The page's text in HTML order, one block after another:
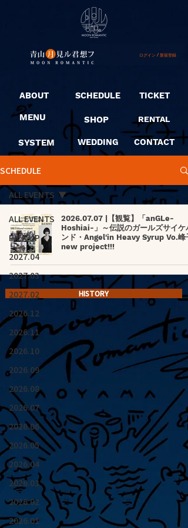
ログイン / 新規登録
ABOUT
MENU
SYSTEM
SCHEDULE
SHOP
WEDDING
TICKET
RENTAL
CONTACT
SCHEDULE
ALL EVENTS
PICK UP
2027.04
2027.03
2027.02
2026.12
2026.11
2026.10
2026.09
2026.08
2026.07
2026.06
2026.05
2026.04
2026.03
2026.02
2026.01
ALL EVENTS
2026.07.07 |【観覧】「anGLe-
Hoshiai-」～伝説のガールズサイケ
ンド・Angel'in Heavy Syrup Vo.峰
new project!!!
HISTORY